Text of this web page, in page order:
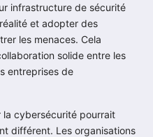
infrastructure de sécurité
et adopter des
les menaces. Cela
solide entre les
entreprises de
la cybersécurité pourrait
différent. Les organisations